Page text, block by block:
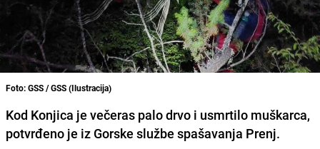
Foto: GSS / GSS (Ilustracija)
Kod Konjica je večeras palo drvo i usmrtilo muškarca,
potvrđeno je iz Gorske službe spašavanja Prenj.